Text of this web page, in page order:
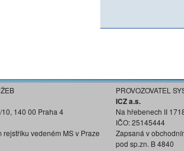
140 00 Praha 4
vedeném MS v Praze
PROVOZOVATEL
ICZ a.s.
Na hřebenech II
IČO: 25145444
Zapsaná v
pod sp.zn. B 4840